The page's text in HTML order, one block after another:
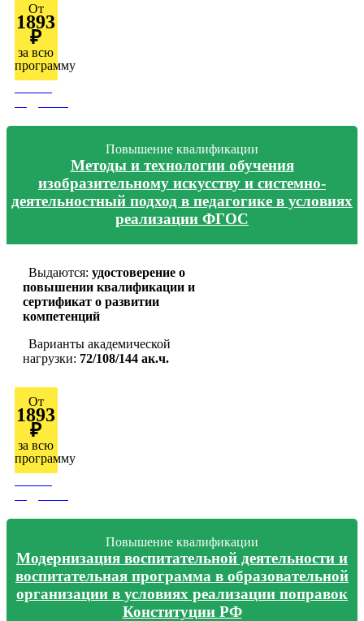
От
1893
₽
за всю
программу
Повышение квалификации
Методы и технологии обучения
изобразительному искусству и системно-
деятельностный подход в педагогике в условиях
реализации ФГОС
Выдаются: удостоверение о
повышении квалификации и
сертификат о развитии
компетенций
Варианты академической
нагрузки: 72/108/144 ак.ч.
От
1893
₽
за всю
программу
Повышение квалификации
Модернизация воспитательной деятельности и
воспитательная программа в образовательной
организации в условиях реализации поправок
Конституции РФ